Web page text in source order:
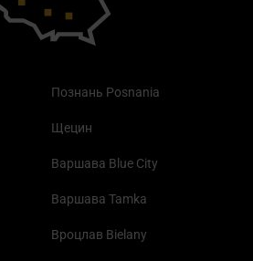
Познань Posnania
Щецин
Варшава Blue City
Варшава Tamka
Вроцлав Bielany